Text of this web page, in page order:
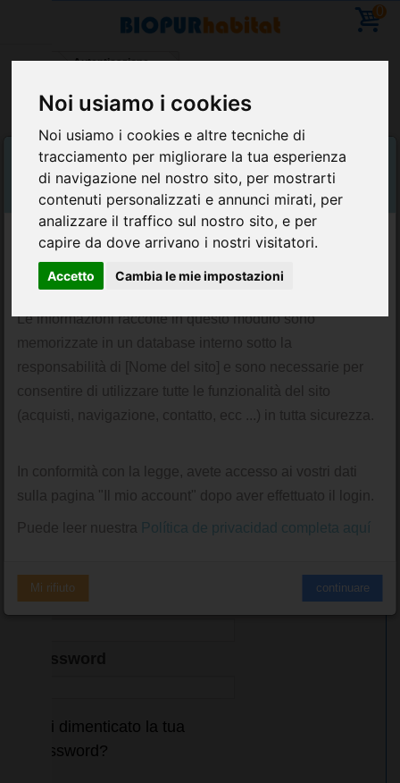
Noi usiamo i cookies
Noi usiamo i cookies e altre tecniche di
tracciamento per migliorare la tua esperienza
di navigazione nel nostro sito, per mostrarti
contenuti personalizzati e annunci mirati, per
analizzare il traffico sul nostro sito, e per
capire da dove arrivano i nostri visitatori.
Accetto Cambia le mie impostazioni
0
Home Autenticazione
Vacanze - È possibile effettuare ordini - ripresa
delle consegne l' 11 agosto
AUTENTICAZIONE
CREA UN ACCOUNT
Per favore inserisci la tua email per creare un
Conferma indirizzo e-mail
Email
Hai dimenticato la tua
password?
Please read and accept our Privacy Policy
before continue your navigation
Accetto i termini e le condizioni e
l'informativa sulla privacy
Le informazioni raccolte in questo modulo sono
memorizzate in un database interno sotto la
responsabilità di [Nome del sito] e sono necessarie per
consentire di utilizzare tutte le funzionalità del sito
(acquisti, navigazione, contatto, ecc ...) in tutta sicurezza.
In conformità con la legge, avete accesso ai vostri dati
sulla pagina "Il mio account" dopo aver effettuato il login.
Puede leer nuestra Política de privacidad completa aquí
continuare
Mi rifiuto